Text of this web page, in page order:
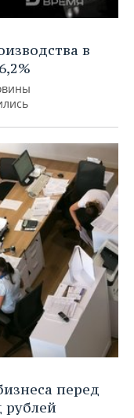
в
перед
рублей